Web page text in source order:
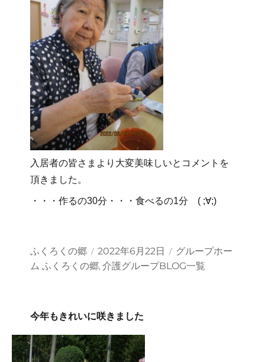
入居者の皆さまより大変美味しいとコメントを
頂きました。
・・・作るの30分・・・食べるの1分 ( ;∀;)
投
稿
ふくろくの郷
投
稿
日:
2022年6月22日
カ
テ
グループホー
ム ふくろくの郷,介護グループBLOG一覧
今年もきれいに咲きました